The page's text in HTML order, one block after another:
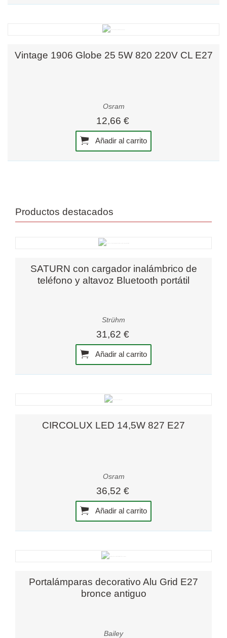
Vintage 1906 Globe 25 5W 820 220V CL E27
Osram
12,66 €
Añadir al carrito
Productos destacados
SATURN con cargador inalámbrico de
teléfono y altavoz Bluetooth portátil
Strühm
31,62 €
Añadir al carrito
CIRCOLUX LED 14,5W 827 E27
Osram
36,52 €
Añadir al carrito
Portalámparas decorativo Alu Grid E27
bronce antiguo
Bailey